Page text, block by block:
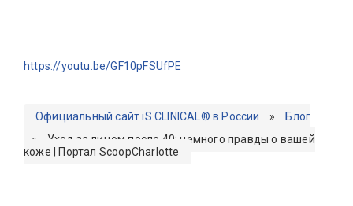
https://youtu.be/GF10pFSUfPE
Официальный сайт iS CLINICAL® в России » Блог
» Уход за лицом после 40: немного правды о вашей
коже | Портал ScoopCharlotte